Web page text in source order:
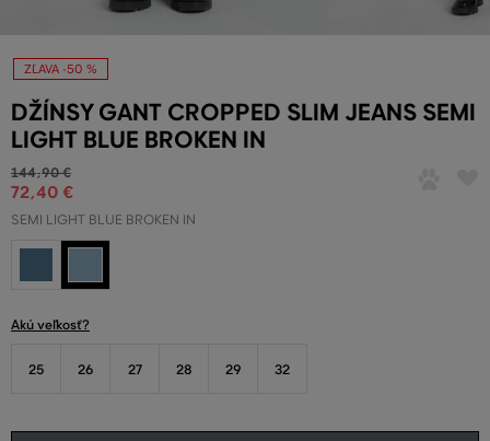
ZĽAVA -50 %
DŽÍNSY GANT CROPPED SLIM JEANS SEMI
LIGHT BLUE BROKEN IN
144,90 €
72,40 €
SEMI LIGHT BLUE BROKEN IN
Akú veľkosť?
25 26 27 28 29 32